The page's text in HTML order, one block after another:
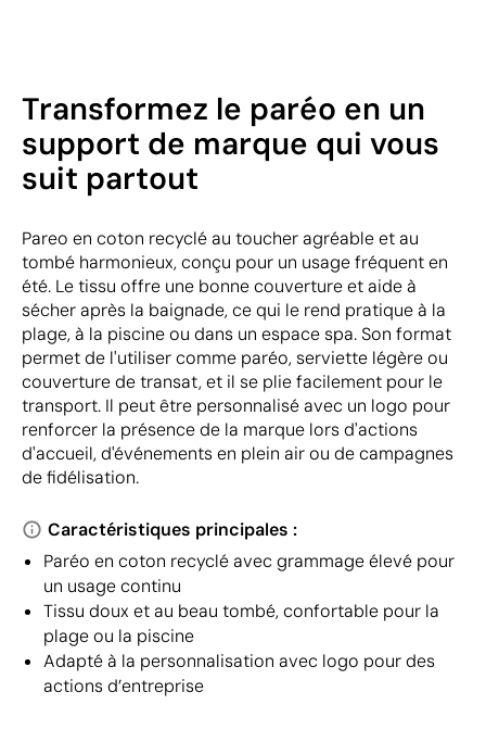
Transformez le paréo en un
support de marque qui vous
suit partout
Pareo en coton recyclé au toucher agréable et au
tombé harmonieux, conçu pour un usage fréquent en
été. Le tissu offre une bonne couverture et aide à
sécher après la baignade, ce qui le rend pratique à la
plage, à la piscine ou dans un espace spa. Son format
permet de l'utiliser comme paréo, serviette légère ou
couverture de transat, et il se plie facilement pour le
transport. Il peut être personnalisé avec un logo pour
renforcer la présence de la marque lors d'actions
d'accueil, d'événements en plein air ou de campagnes
de fidélisation.
Caractéristiques principales :
Paréo en coton recyclé avec grammage élevé pour
un usage continu
Tissu doux et au beau tombé, confortable pour la
plage ou la piscine
Adapté à la personnalisation avec logo pour des
actions d’entreprise